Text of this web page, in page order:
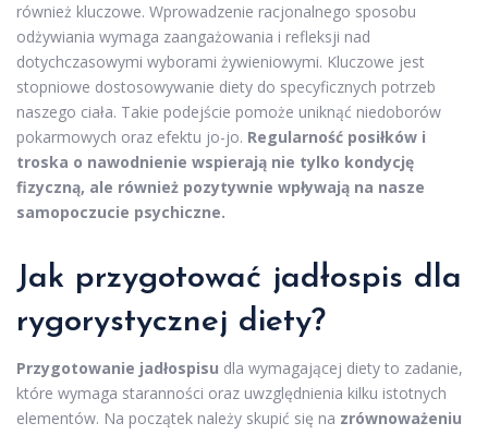
również kluczowe. Wprowadzenie racjonalnego sposobu
odżywiania wymaga zaangażowania i refleksji nad
dotychczasowymi wyborami żywieniowymi. Kluczowe jest
stopniowe dostosowywanie diety do specyficznych potrzeb
naszego ciała. Takie podejście pomoże uniknąć niedoborów
pokarmowych oraz efektu jo-jo. Regularność posiłków i
troska o nawodnienie wspierają nie tylko kondycję
fizyczną, ale również pozytywnie wpływają na nasze
samopoczucie psychiczne.
Jak przygotować jadłospis dla
rygorystycznej diety?
Przygotowanie jadłospisu dla wymagającej diety to zadanie,
które wymaga staranności oraz uwzględnienia kilku istotnych
elementów. Na początek należy skupić się na zrównoważeniu